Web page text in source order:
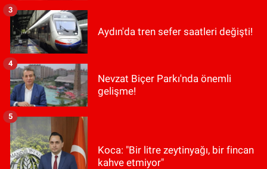
Aydın'da tren sefer saatleri değişti!
3
Nevzat Biçer Parkı'nda önemli
gelişme!
4
Koca: "Bir litre zeytinyağı, bir fincan
kahve etmiyor"
5